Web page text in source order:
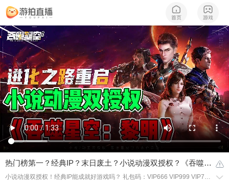
热门榜第一？经典IP？末日废土？小说动漫双授权？《吞噬星空：
小说动漫双授权！经典IP能成就好游戏吗？ 礼包码：VIP666 VIP999 VIP777 VIP888 ts666-999 tsxklmwx tsxklmwb tsxklmqq